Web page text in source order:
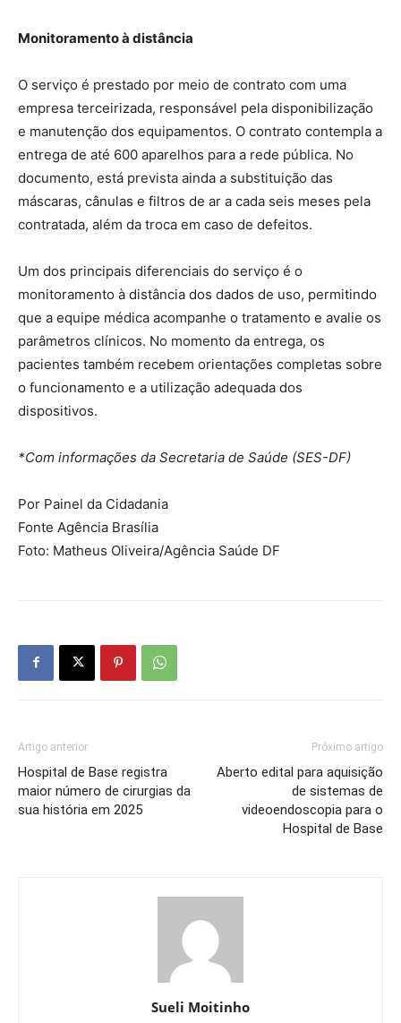
Monitoramento à distância
O serviço é prestado por meio de contrato com uma
empresa terceirizada, responsável pela disponibilização
e manutenção dos equipamentos. O contrato contempla a
entrega de até 600 aparelhos para a rede pública. No
documento, está prevista ainda a substituição das
máscaras, cânulas e filtros de ar a cada seis meses pela
contratada, além da troca em caso de defeitos.
Um dos principais diferenciais do serviço é o
monitoramento à distância dos dados de uso, permitindo
que a equipe médica acompanhe o tratamento e avalie os
parâmetros clínicos. No momento da entrega, os
pacientes também recebem orientações completas sobre
o funcionamento e a utilização adequada dos
dispositivos.
*Com informações da Secretaria de Saúde (SES-DF)
Por Painel da Cidadania
Fonte Agência Brasília
Foto: Matheus Oliveira/Agência Saúde DF
Artigo anterior
Hospital de Base registra
maior número de cirurgias da
sua história em 2025
Próximo artigo
Aberto edital para aquisição
de sistemas de
videoendoscopia para o
Hospital de Base
Sueli Moitinho